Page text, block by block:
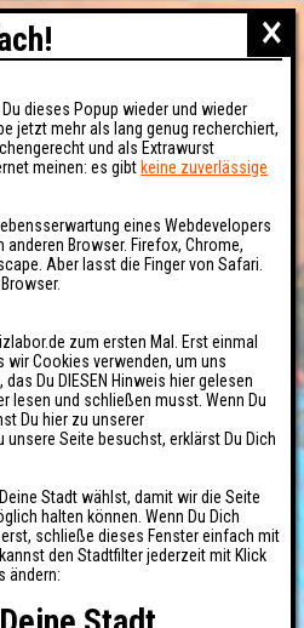
×
dieses Popup wieder und wieder
jetzt mehr als lang genug recherchiert,
und als Extrawurst
meinen: es gibt keine zuverlässige
eines Webdevelopers
Browser. Firefox, Chrome,
Aber lasst die Finger von Safari.
zum ersten Mal. Erst einmal
Cookies verwenden, um uns
Du DIESEN Hinweis hier gelesen
lesen und schließen musst. Wenn Du
Du hier zu unserer
unsere Seite besuchst, erklärst Du Dich
Stadt wählst, damit wir die Seite
halten können. Wenn Du Dich
schließe dieses Fenster einfach mit
den Stadtfilter jederzeit mit Klick
ändern: